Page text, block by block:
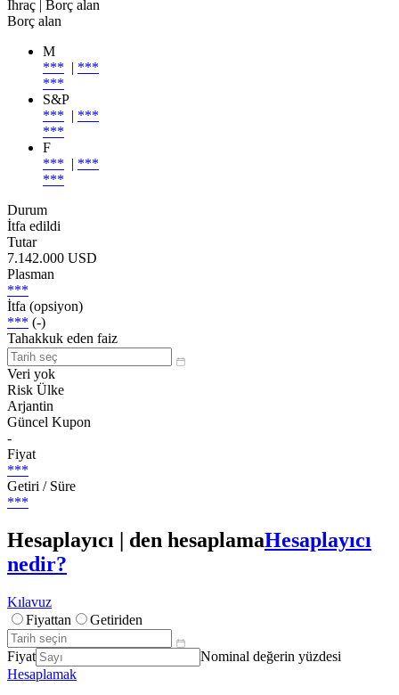
İhraç
| Borç alan
Borç alan
M
*** | ***
***
S&P
*** | ***
***
F
*** | ***
***
Durum
İtfa edildi
Tutar
7.142.000 USD
Plasman
***
İtfa (opsiyon)
*** (-)
Tahakkuk eden faiz
Veri yok
Risk Ülke
Arjantin
Güncel Kupon
-
Fiyat
***
Getiri / Süre
***
Hesaplayıcı | den hesaplamaHesaplayıcı
nedir?
Kılavuz
Fiyattan
Getiriden
Fiyat
Nominal değerin yüzdesi
Hesaplamak